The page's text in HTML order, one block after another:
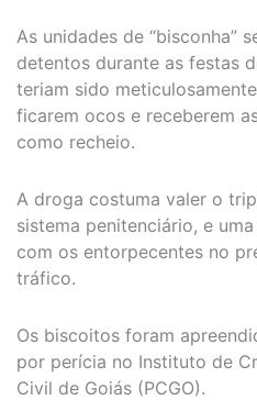
As unidades de “bisconha”
detentos durante as festas
teriam sido
ficarem ocos e receberem
como recheio.
A droga costuma valer o
sistema penitenciário, e
com os entorpecentes no
tráfico.
Os biscoitos foram
por perícia no Instituto de
Civil de Goiás (PCGO).